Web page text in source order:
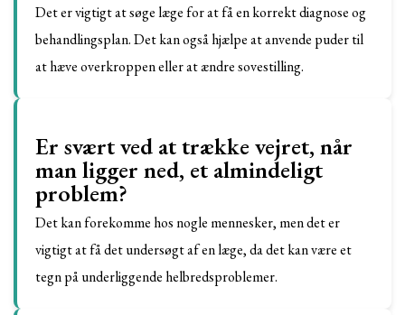
Det er vigtigt at søge læge for at få en korrekt diagnose og
behandlingsplan. Det kan også hjælpe at anvende puder til
at hæve overkroppen eller at ændre sovestilling.
Er svært ved at trække vejret, når
man ligger ned, et almindeligt
problem?
Det kan forekomme hos nogle mennesker, men det er
vigtigt at få det undersøgt af en læge, da det kan være et
tegn på underliggende helbredsproblemer.